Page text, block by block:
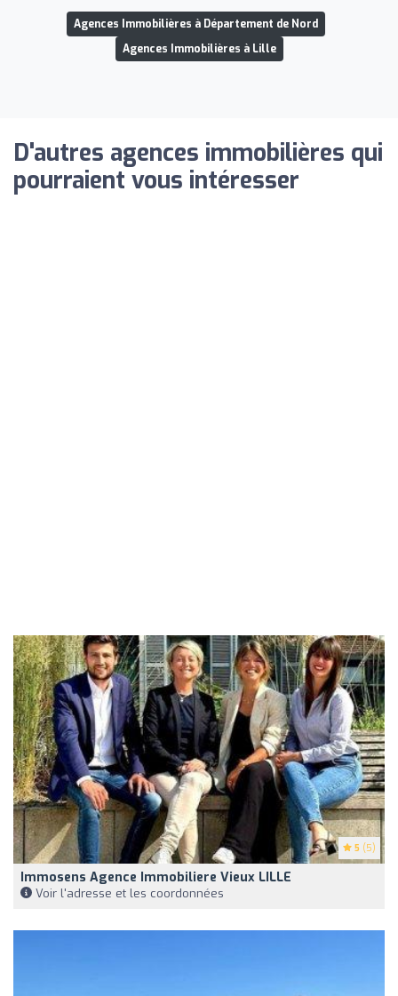
Agences Immobilières à Département de Nord
Agences Immobilières à Lille
D'autres agences immobilières qui
pourraient vous intéresser
5 (5)
Immosens Agence Immobiliere Vieux LILLE
Voir l'adresse et les coordonnées